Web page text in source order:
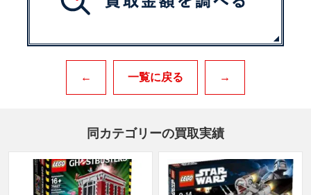
← 一覧に戻る →
同カテゴリーの買取実績